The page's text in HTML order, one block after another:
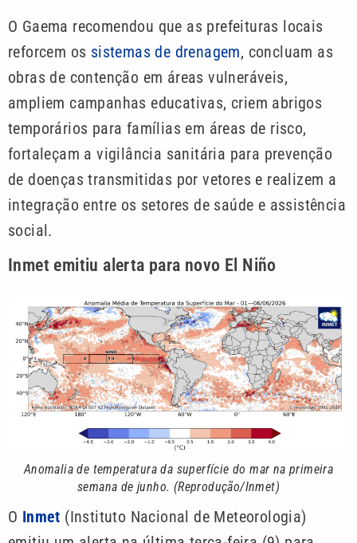
O Gaema recomendou que as prefeituras locais
reforcem os sistemas de drenagem, concluam as
obras de contenção em áreas vulneráveis,
ampliem campanhas educativas, criem abrigos
temporários para famílias em áreas de risco,
fortaleçam a vigilância sanitária para prevenção
de doenças transmitidas por vetores e realizem a
integração entre os setores de saúde e assistência
social.
Inmet emitiu alerta para novo El Niño
Anomalia de temperatura da superfície do mar na primeira
semana de junho. (Reprodução/Inmet)
O Inmet (Instituto Nacional de Meteorologia)